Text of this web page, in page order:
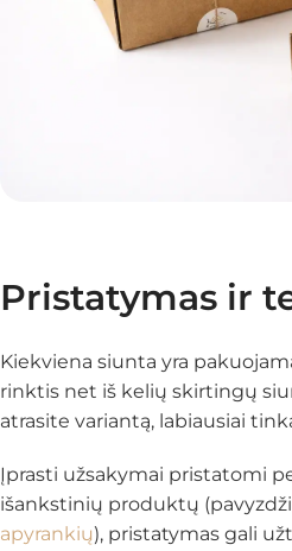
Pristatymas ir
Kiekviena siunta yra
rinktis net iš kelių skirtingų
atrasite variantą, labiausiai
Įprasti užsakymai pristatomi
išankstinių produktų
apyrankių), pristatymas gali